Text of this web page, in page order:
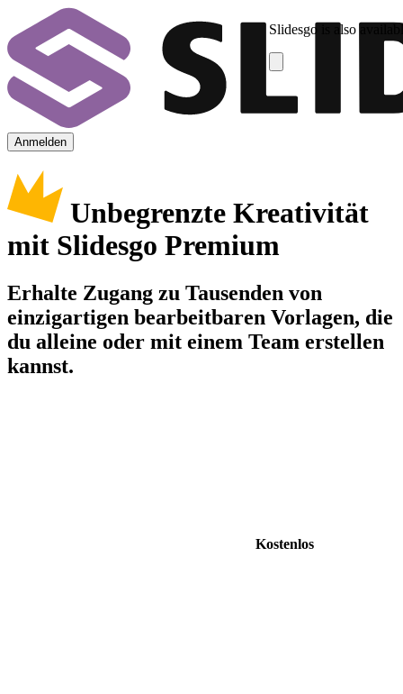
Slidesgo is also
Anmelden
Unbegrenzte Kreativität
mit Slidesgo Premium
Erhalte Zugang zu Tausenden von
einzigartigen bearbeitbaren Vorlagen, die
du alleine oder mit einem Team erstellen
kannst.
Kostenlos